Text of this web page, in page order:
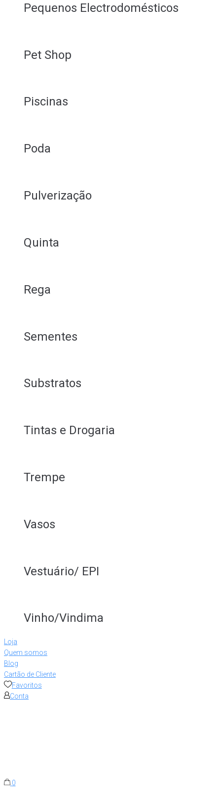
Pequenos Electrodomésticos
Pet Shop
Piscinas
Poda
Pulverização
Quinta
Rega
Sementes
Substratos
Tintas e Drogaria
Trempe
Vasos
Vestuário/ EPI
Vinho/Vindima
Loja
Quem somos
Blog
Cartão de Cliente
Favoritos
Conta
0